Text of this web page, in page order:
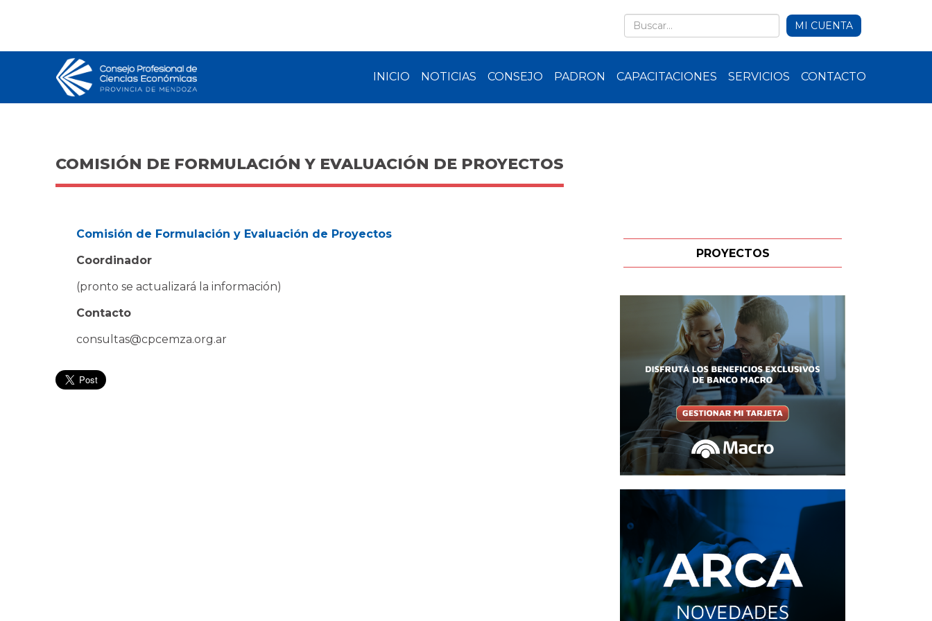
MI CUENTA
INICIO NOTICIAS CONSEJO PADRON CAPACITACIONES SERVICIOS CONTACTO
COMISIÓN DE FORMULACIÓN Y EVALUACIÓN DE PROYECTOS
Comisión de Formulación y Evaluación de Proyectos
Coordinador
(pronto se actualizará la información)
Contacto
consultas@cpcemza.org.ar
PROYECTOS